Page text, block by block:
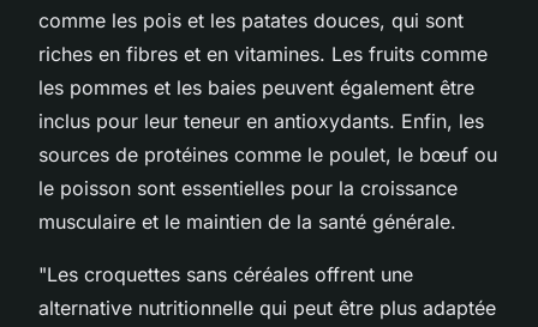
comme les pois et les patates douces, qui sont
riches en fibres et en vitamines. Les fruits comme
les pommes et les baies peuvent également être
inclus pour leur teneur en antioxydants. Enfin, les
sources de protéines comme le poulet, le bœuf ou
le poisson sont essentielles pour la croissance
musculaire et le maintien de la santé générale.
"Les croquettes sans céréales offrent une
alternative nutritionnelle qui peut être plus adaptée